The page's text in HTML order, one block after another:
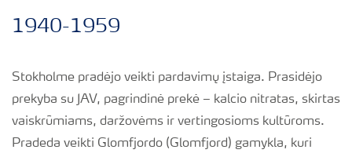
1940-1959
Stokholme pradėjo veikti pardavimų įstaiga. Prasidėjo
prekyba su JAV, pagrindinė prekė – kalcio nitratas, skirtas
vaiskrūmiams, daržovėms ir vertingosioms kultūroms.
Pradeda veikti Glomfjordo (Glomfjord) gamykla, kuri